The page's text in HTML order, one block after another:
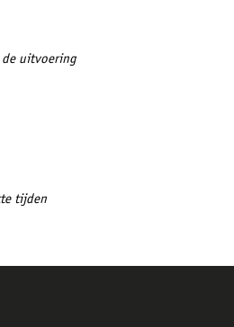
de uitvoering
tijden